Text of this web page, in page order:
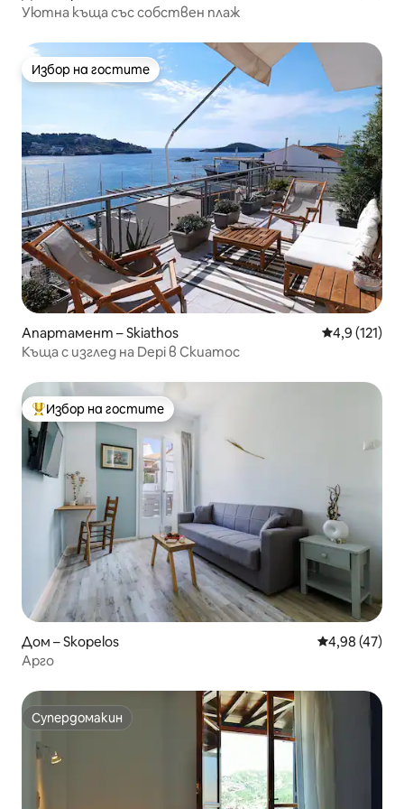
Уютна къща със собствен плаж
Избор на гостите
Избор на гостите
Апартамент – Skiathos Средна
4,9 (121)
Къща с изглед на Depi в Скиатос
Най-популярен избор на гостите
Избор на гостите
Дом – Skopelos Средна
4,98 (47)
Арго
Супердомакин
Супердомакин